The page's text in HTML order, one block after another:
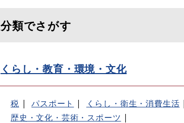
分類でさがす
くらし・教育・環境・文化
税 パスポート くらし・衛生・消費生活
歴史・文化・芸術・スポーツ